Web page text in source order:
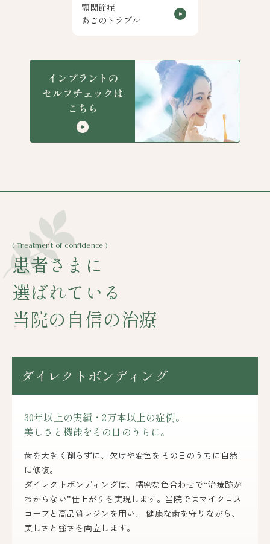
顎関節症
あごのトラブル
( Treatment of confidence )
患者さまに
選ばれている
当院の自信の治療
ダイレクトボンディング
30年以上の実績・2万本以上の症例。
美しさと機能をその日のうちに。
歯を大きく削らずに、欠けや変色をその日のうちに自然
に修復。
ダイレクトボンディングは、精密な色合わせで“治療跡が
わからない”仕上がりを実現します。 当院ではマイクロス
コープと高品質レジンを用い、
健康な歯を守りながら、
美しさと強さを両立します。